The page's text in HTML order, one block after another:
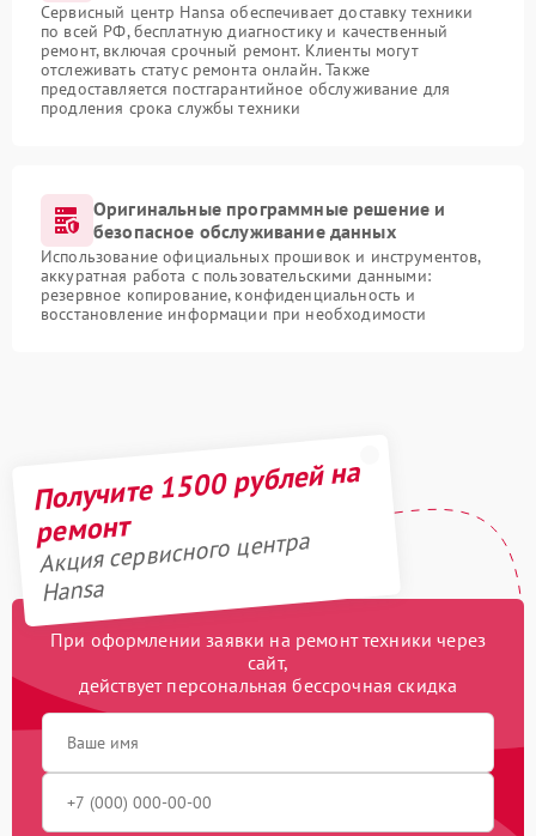
Сервисный центр Hansa обеспечивает доставку техники
по всей РФ, бесплатную диагностику и качественный
ремонт, включая срочный ремонт. Клиенты могут
отслеживать статус ремонта онлайн. Также
предоставляется постгарантийное обслуживание для
продления срока службы техники
Оригинальные программные решение и
безопасное обслуживание данных
Использование официальных прошивок и инструментов,
аккуратная работа с пользовательскими данными:
резервное копирование, конфиденциальность и
восстановление информации при необходимости
Получите 1500 рублей на
ремонт
Акция сервисного центра
Hansa
При оформлении заявки на ремонт техники через
сайт,
действует персональная бессрочная скидка